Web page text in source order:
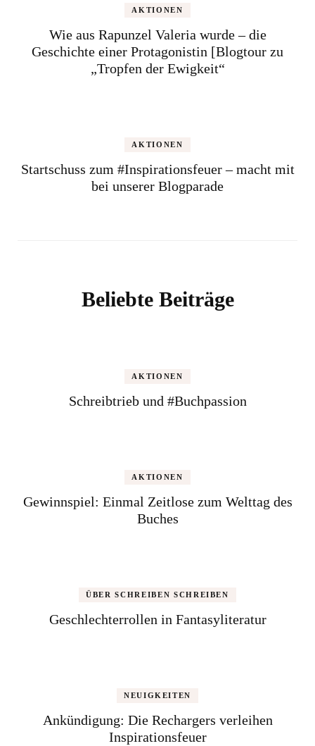
AKTIONEN
Wie aus Rapunzel Valeria wurde – die
Geschichte einer Protagonistin [Blogtour zu
„Tropfen der Ewigkeit“
AKTIONEN
Startschuss zum #Inspirationsfeuer – macht mit
bei unserer Blogparade
Beliebte Beiträge
AKTIONEN
Schreibtrieb und #Buchpassion
AKTIONEN
Gewinnspiel: Einmal Zeitlose zum Welttag des
Buches
ÜBER SCHREIBEN SCHREIBEN
Geschlechterrollen in Fantasyliteratur
NEUIGKEITEN
Ankündigung: Die Rechargers verleihen
Inspirationsfeuer